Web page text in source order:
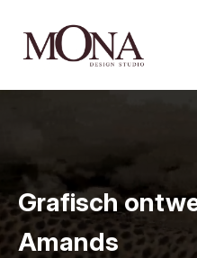
Grafisch
Amands